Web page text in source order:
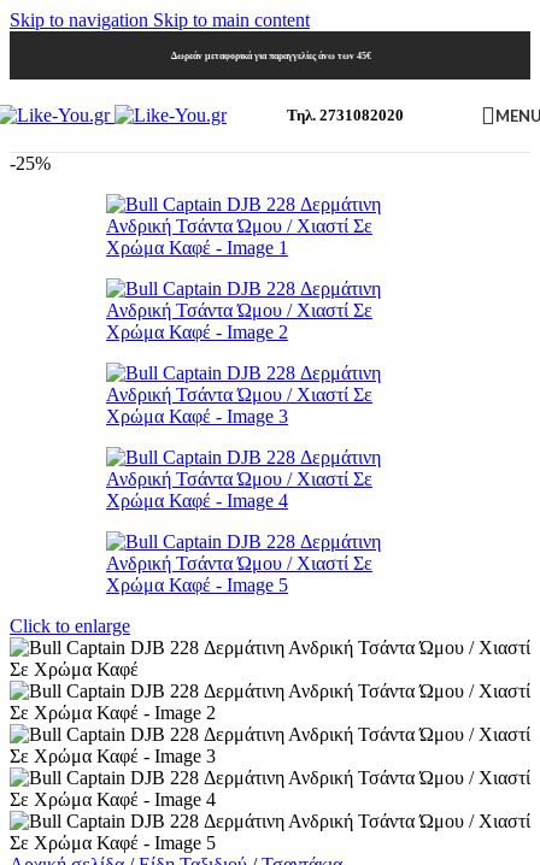
Skip to navigation Skip to main content
Δωρεάν μεταφορικά για παραγγελίες άνω των 45€
Τηλ. 2731082020
-25%
Click to enlarge